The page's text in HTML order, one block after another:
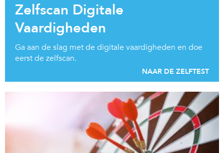
Zelfscan Digitale
Vaardigheden
Ga aan de slag met de digitale vaardigheden en doe
eerst de zelfscan.
NAAR DE ZELFTEST